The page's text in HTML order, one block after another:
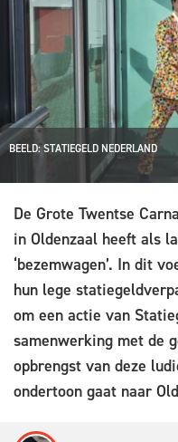
BEELD: STATIEGELD NEDERLAND
De Grote Twentse
in Oldenzaal heeft als
‘bezemwagen’. In dit
hun lege
om een actie van
samenwerking met de
opbrengst van deze
ondertoon gaat naar